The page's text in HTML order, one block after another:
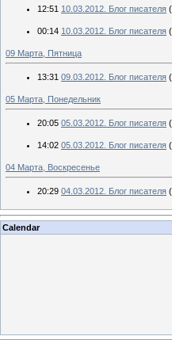
12:51 10.03.2012. Блог писателя
00:14 10.03.2012. Блог писателя
09 Марта, Пятница
13:31 09.03.2012. Блог писателя
05 Марта, Понедельник
20:05 05.03.2012. Блог писателя
14:02 05.03.2012. Блог писателя
04 Марта, Воскресенье
20:29 04.03.2012. Блог писателя
Calendar